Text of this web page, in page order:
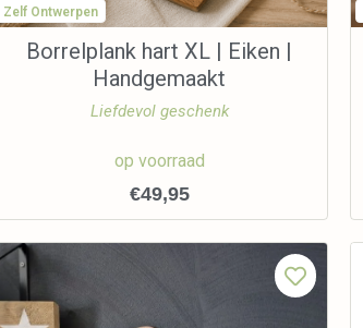
Zelf Ontwerpen
Borrelplank hart XL | Eiken |
Handgemaakt
Liefdevol geschenk
op voorraad
€49,95